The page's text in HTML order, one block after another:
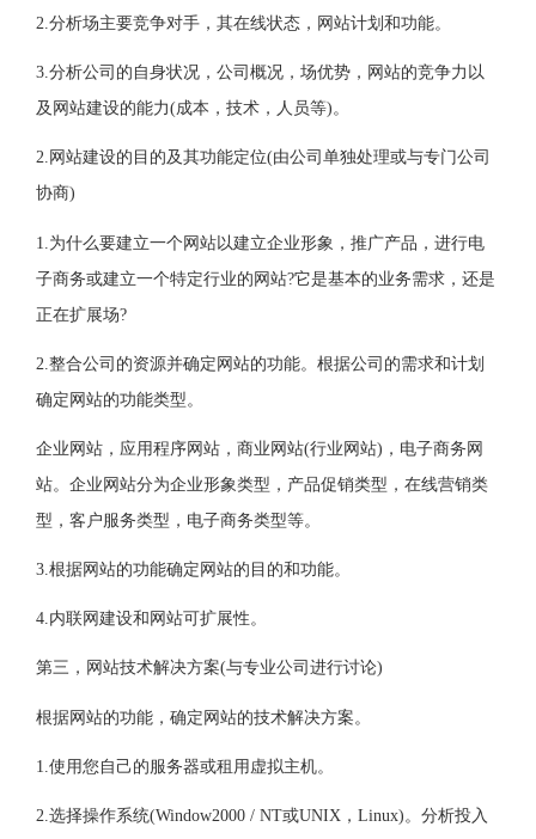
2.分析场主要竞争对手，其在线状态，网站计划和功能。
3.分析公司的自身状况，公司概况，场优势，网站的竞争力以
及网站建设的能力(成本，技术，人员等)。
2.网站建设的目的及其功能定位(由公司单独处理或与专门公司
协商)
1.为什么要建立一个网站以建立企业形象，推广产品，进行电
子商务或建立一个特定行业的网站?它是基本的业务需求，还是
正在扩展场?
2.整合公司的资源并确定网站的功能。根据公司的需求和计划
确定网站的功能类型。
企业网站，应用程序网站，商业网站(行业网站)，电子商务网
站。企业网站分为企业形象类型，产品促销类型，在线营销类
型，客户服务类型，电子商务类型等。
3.根据网站的功能确定网站的目的和功能。
4.内联网建设和网站可扩展性。
第三，网站技术解决方案(与专业公司进行讨论)
根据网站的功能，确定网站的技术解决方案。
1.使用您自己的服务器或租用虚拟主机。
2.选择操作系统(Window2000 / NT或UNIX，Linux)。分析投入